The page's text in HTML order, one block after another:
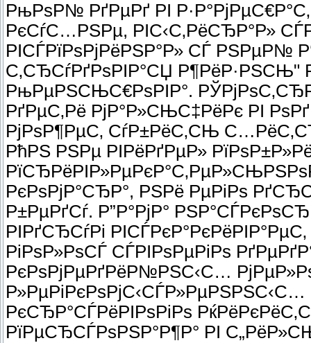
РњРѕР№ РґРµРґ РІ
РєСѓС…РЅРµ, РІС‹С‚РёСЂР°Р»
РІСЃРїРѕРјРёРЅР°Р» СЃ РЅРµР№
С‚СЂСѓРґРѕРІР°СЏ Р¶РёР·РЅСЊ"
РњРµРЅСЊС€РѕРІР°.
РґРµС‚Рё РјР°Р»СЊС‡РёРє РІ
РјРѕР¶РµС‚ СѓР±РёС‚СЊ
РћРЅ РЅРµ РІРёРґРµР»
РєРѕРјР°СЂР°, РЅРё РµРіРѕ
Р±РµРґСѓ. Р”Р°РјР°
РІРґСЂСѓРі
РіРѕР»РѕСЃ СЃРІРѕРµРіРѕ
РєРѕРјРµРґРёР№РЅС‹С…
РєСЂР°СЃРёРІРѕРіРѕ
РїРµСЂСЃРѕРЅР°Р¶Р° РІ